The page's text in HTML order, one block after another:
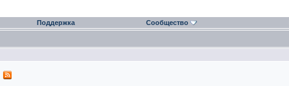
Поддержка Сообщество